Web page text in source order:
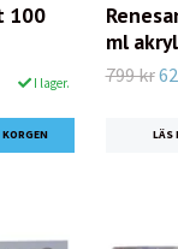
100
I lager.
ml
799 kr
LÄS